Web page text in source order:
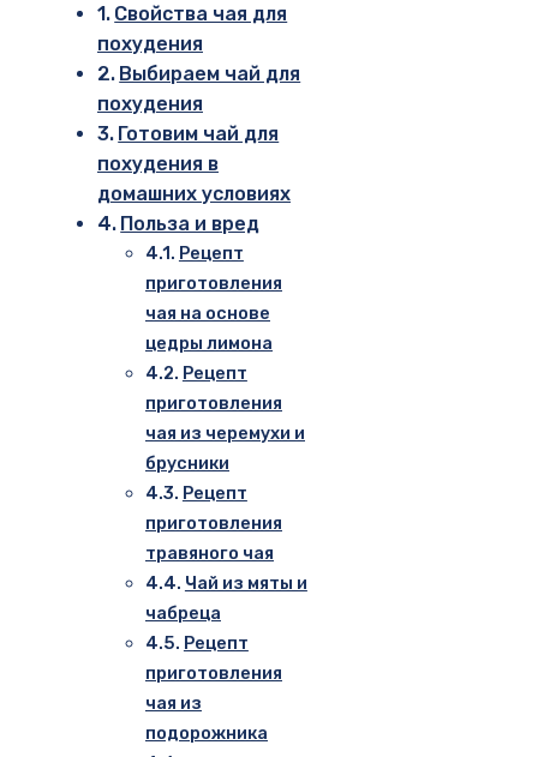
Свойства чая для
похудения
Выбираем чай для
похудения
Готовим чай для
похудения в
домашних условиях
Польза и вред
Рецепт
приготовления
чая на основе
цедры лимона
Рецепт
приготовления
чая из черемухи и
брусники
Рецепт
приготовления
травяного чая
Чай из мяты и
чабреца
Рецепт
приготовления
чая из
подорожника